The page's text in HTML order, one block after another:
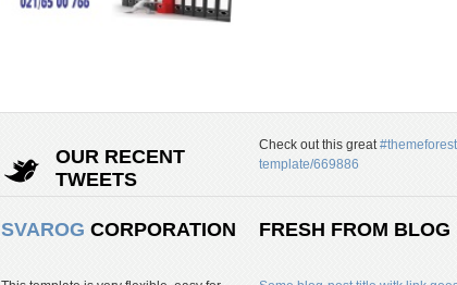
OUR RECENT
TWEETS
Check out this great#themeforest
template/669886
SVAROG CORPORATION FRESH FROM BLOG